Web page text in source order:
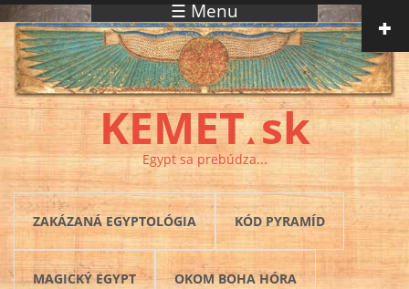
Skočiť na hlavný obsah ☰ Menu
KEMET▲ sk
Egypt sa prebúdza...
ZAKÁZANÁ EGYPTOLÓGIA KÓD PYRAMÍD
MAGICKÝ EGYPT OKOM BOHA HÓRA